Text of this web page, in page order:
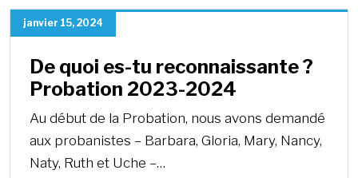
janvier 15, 2024
De quoi es-tu reconnaissante ?
Probation 2023-2024
Au début de la Probation, nous avons demandé
aux probanistes – Barbara, Gloria, Mary, Nancy,
Naty, Ruth et Uche –…